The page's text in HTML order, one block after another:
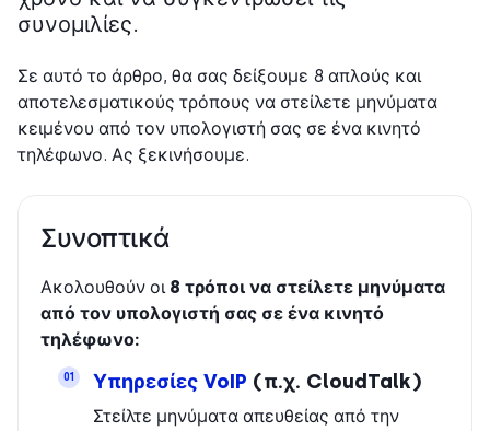
συνομιλίες.
Σε αυτό το άρθρο, θα σας δείξουμε 8 απλούς και
αποτελεσματικούς τρόπους να στείλετε μηνύματα
κειμένου από τον υπολογιστή σας σε ένα κινητό
τηλέφωνο. Ας ξεκινήσουμε.
Συνοπτικά
Ακολουθούν οι 8 τρόποι να στείλετε μηνύματα
από τον υπολογιστή σας σε ένα κινητό
τηλέφωνο:
01 Υπηρεσίες VoIP (π.χ. CloudTalk)
Στείλτε μηνύματα απευθείας από την